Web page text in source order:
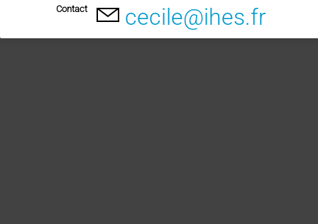
Contact cecile@ihes.fr